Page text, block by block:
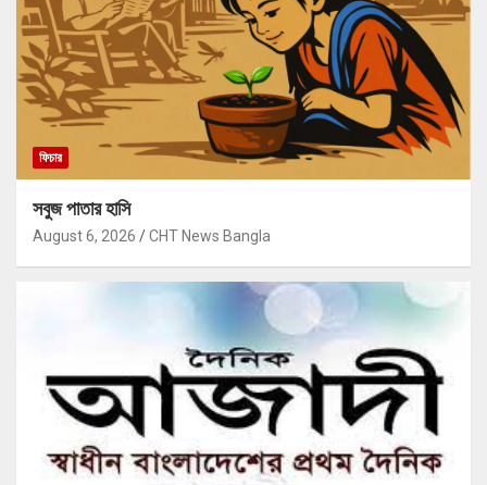
ফিচার
সবুজ পাতার হাসি
August 6, 2026 CHT News Bangla